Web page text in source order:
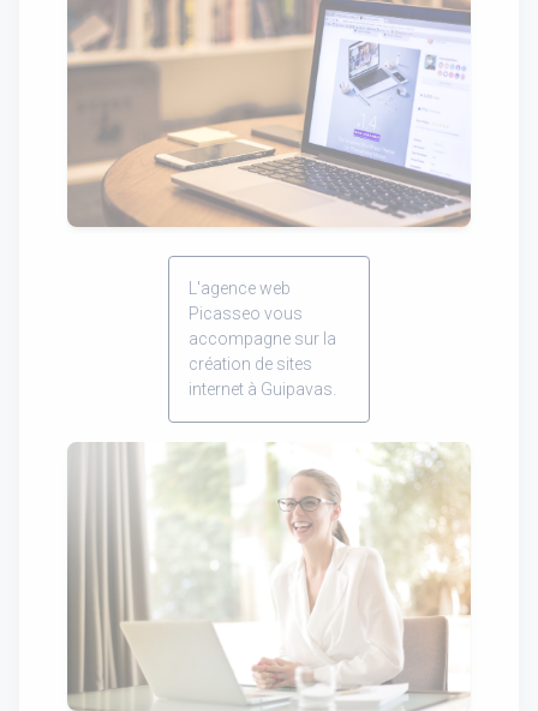
L'agence web
Picasseo vous
accompagne sur la
création de sites
internet à Guipavas.